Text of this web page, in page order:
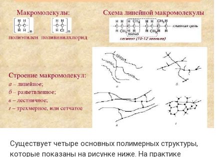
Существует четыре основных полимерных структуры,
которые показаны на рисунке ниже. На практике